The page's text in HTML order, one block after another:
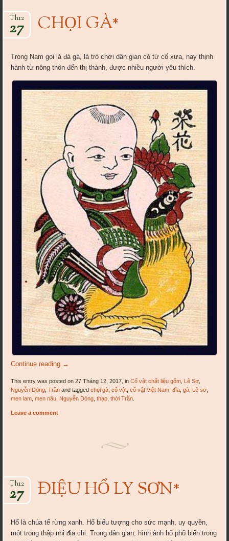
CHỌI GÀ*
Th12
27
Trong Nam gọi là đá gà, là trò chơi dân gian có từ cổ xưa, nay thịnh
hành từ nông thôn đến thị thành, được nhiều người yêu thích.
Continue reading →
This entry was posted on 27 Tháng 12, 2017, inCổ vật chất liệu gốm Lê Sơ
Nguyễn Dòng ,Trần and taggedchọi gà ,cổ vật ,cổ vật Việt Nam ,đĩa ,gà Lê sơ
men lam ,men nâu Nguyễn Dòng ,thạp ,thời Trần
Leave a comment
ĐIỆU HỔ LY SƠN*
Th12
27
Hổ là chúa tể rừng xanh. Hổ biểu tượng cho sức mạnh, uy quyền,
một trong thập nhị địa chi. Trong dân gian, hình ảnh hổ phổ biến trong